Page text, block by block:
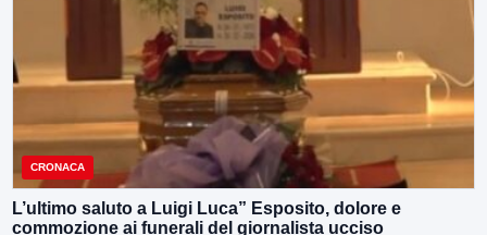
CRONACA
L’ultimo saluto a Luigi Luca” Esposito, dolore e
commozione ai funerali del giornalista ucciso